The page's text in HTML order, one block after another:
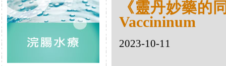
《靈丹妙藥的
Vaccininum
2023-10-11